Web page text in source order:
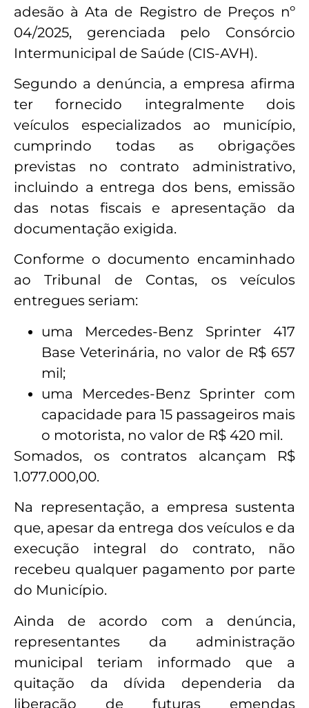
adesão à Ata de Registro de Preços nº
04/2025, gerenciada pelo Consórcio
Intermunicipal de Saúde (CIS-AVH).
Segundo a denúncia, a empresa afirma
ter fornecido integralmente dois
veículos especializados ao município,
cumprindo todas as obrigações
previstas no contrato administrativo,
incluindo a entrega dos bens, emissão
das notas fiscais e apresentação da
documentação exigida.
Conforme o documento encaminhado
ao Tribunal de Contas, os veículos
entregues seriam:
uma Mercedes-Benz Sprinter 417
Base Veterinária, no valor de R$ 657
mil;
uma Mercedes-Benz Sprinter com
capacidade para 15 passageiros mais
o motorista, no valor de R$ 420 mil.
Somados, os contratos alcançam R$
1.077.000,00.
Na representação, a empresa sustenta
que, apesar da entrega dos veículos e da
execução integral do contrato, não
recebeu qualquer pagamento por parte
do Município.
Ainda de acordo com a denúncia,
representantes da administração
municipal teriam informado que a
quitação da dívida dependeria da
liberação de futuras emendas